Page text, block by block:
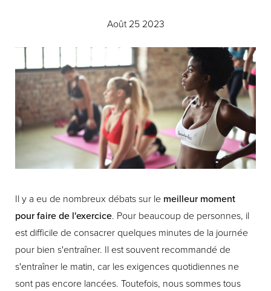
Août 25 2023
Il y a eu de nombreux débats sur le meilleur moment
pour faire de l'exercice. Pour beaucoup de personnes, il
est difficile de consacrer quelques minutes de la journée
pour bien s'entraîner. Il est souvent recommandé de
s'entraîner le matin, car les exigences quotidiennes ne
sont pas encore lancées. Toutefois, nous sommes tous